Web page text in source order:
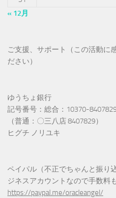
« 12月
ご支援、サポート（この活動に
ださい）
ゆうちょ銀行
記号番号：総合：10370-
（普通：〇三八店 8407829）
ヒグチ ノリユキ
ペイパル（不正でちゃんと振り
ジネスアカウントなので手数料
https://paypal.me/oracleangel/